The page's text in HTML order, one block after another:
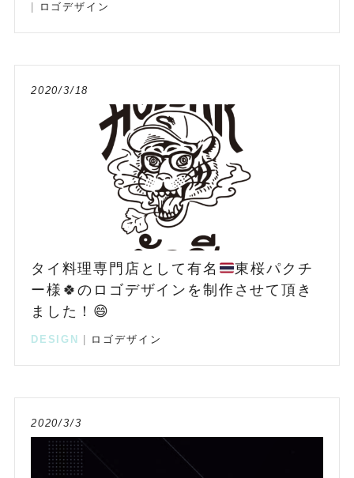
ロゴデザイン
2020/3/18
タイ料理専門店として有名
東桜パクチ
ー様 🍀のロゴデザインを制作させて頂き
ました！ 😄
DESIGN ロゴデザイン
2020/3/3